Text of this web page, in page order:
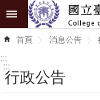
跳到主要內容區塊
進
階
首頁 消息公告
:::
:::
行政公告